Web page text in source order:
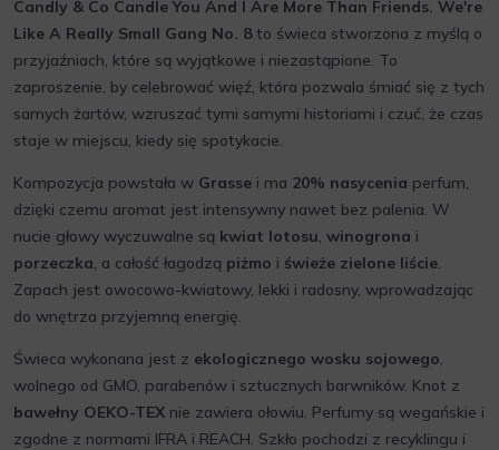
Candly & Co Candle You And I Are More Than Friends. We're
Like A Really Small Gang No. 8to świeca stworzona z myślą o
przyjaźniach, które są wyjątkowe i niezastąpione. To
zaproszenie, by celebrować więź, która pozwala śmiać się z tych
samych żartów, wzruszać tymi samymi historiami i czuć, że czas
staje w miejscu, kiedy się spotykacie.
Kompozycja powstała w Grasse i ma 20% nasycenia perfum,
dzięki czemu aromat jest intensywny nawet bez palenia. W
nucie głowy wyczuwalne są kwiat lotosu, winogrona i
porzeczka, a całość łagodzą piżmo i świeże zielone liście.
Zapach jest owocowo-kwiatowy, lekki i radosny, wprowadzając
do wnętrza przyjemną energię.
Świeca wykonana jest z ekologicznego wosku sojowego,
wolnego od GMO, parabenów i sztucznych barwników. Knot z
bawełny OEKO-TEX nie zawiera ołowiu. Perfumy są wegańskie i
zgodne z normami IFRA i REACH. Szkło pochodzi z recyklingu i